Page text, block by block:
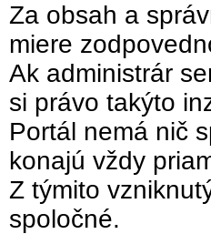
Za obsah a
miere
Ak administrár
si právo takýto
Portál nemá nič
konajú vždy
Z týmito
spoločné.